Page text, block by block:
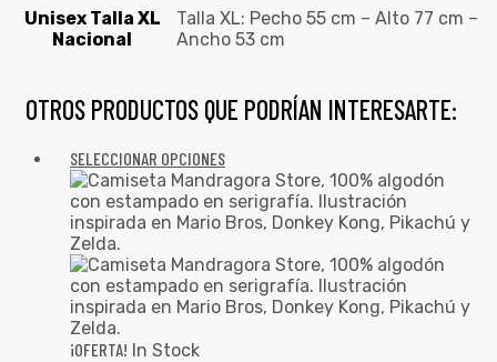
Unisex Talla XL
Nacional
Talla XL: Pecho 55 cm – Alto 77 cm –
Ancho 53 cm
OTROS PRODUCTOS QUE PODRÍAN INTERESARTE:
SELECCIONAR OPCIONES
¡OFERTA! In Stock